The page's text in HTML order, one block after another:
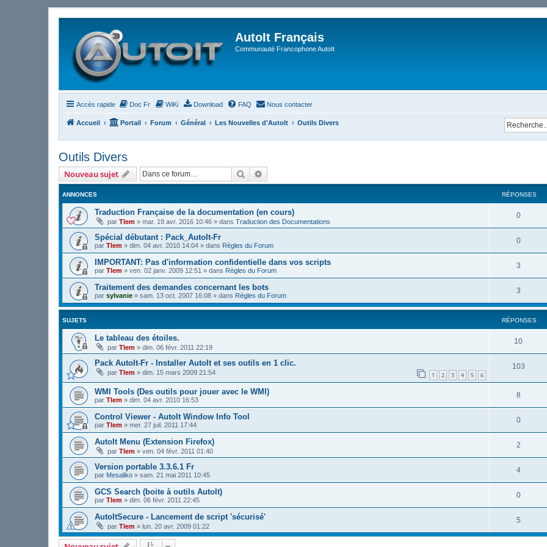
AutoIt Français
Communauté Francophone AutoIt
Accès rapide Doc Fr WiKi Download FAQ Nous contacter
Accueil Portail Forum Général Les Nouvelles d'AutoIt Outils Divers
Outils Divers
Nouveau sujet Rechercher
ANNONCES RÉPONSES
Traduction Française de la documentation (en cours)
par Tlem » mar. 19 avr. 2016 10:46 » dans Traduction des Documentations
0
Spécial débutant : Pack_AutoIt-Fr
par Tlem » dim. 04 avr. 2010 14:04 » dans Règles du Forum
0
IMPORTANT: Pas d'information confidentielle dans vos scripts
par Tlem » ven. 02 janv. 2009 12:51 » dans Règles du Forum
3
Traitement des demandes concernant les bots
par sylvanie » sam. 13 oct. 2007 16:08 » dans Règles du Forum
3
SUJETS RÉPONSES
Le tableau des étoiles.
par Tlem » dim. 06 févr. 2011 22:19
10
Pack AutoIt-Fr - Installer AutoIt et ses outils en 1 clic.
par Tlem » dim. 15 mars 2009 21:54 1 2 3 4 5 6
103
WMI Tools (Des outils pour jouer avec le WMI)
par Tlem » dim. 04 avr. 2010 16:53
8
Control Viewer - AutoIt Window Info Tool
par Tlem » mer. 27 juil. 2011 17:44
0
AutoIt Menu (Extension Firefox)
par Tlem » ven. 04 févr. 2011 01:40
2
Version portable 3.3.6.1 Fr
par Mesaliko » sam. 21 mai 2011 10:45
4
GCS Search (boite à outils AutoIt)
par Tlem » dim. 06 févr. 2011 22:45
0
AutoItSecure - Lancement de script 'sécurisé'
par Tlem » lun. 20 avr. 2009 01:22
5